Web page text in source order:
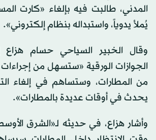
المدني، طالبت فيه بإلغاء «كارت
يُملأ يدوياً، واستبداله بنظام إلكتروني».
وقال الخبير السياحي حسام هزاع
الجوازات الورقية «ستسهل من
من المطارات، وستساهم في إلغاء
يحدث في أوقات عديدة بالمطارات».
وأشار هزاع، في حديثه لـ«الشرق